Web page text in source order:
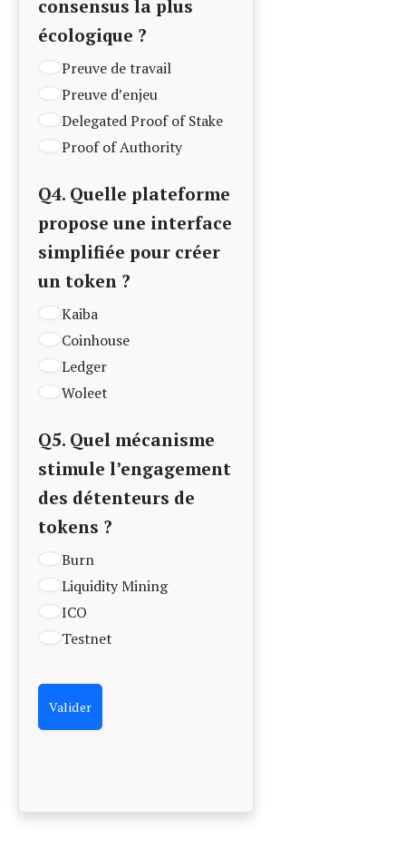
Q5. Quel mécanisme
stimule l’engagement
des détenteurs de
tokens ?
Burn
Liquidity Mining
ICO
Testnet
Valider
PinterestLinkedInTumblr
ARTICLE
Ethereum et
métaverse :
futur dès 2025
réglementations
Louis.Lefebvre.51